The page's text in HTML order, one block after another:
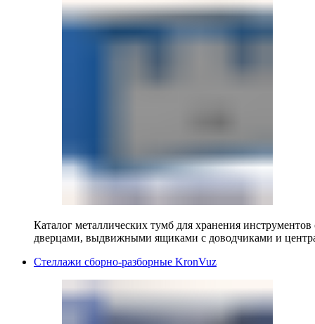
Каталог металлических тумб для хранения
дверцами, выдвижными ящиками с доводчиками и
Стеллажи сборно-разборные KronVuz